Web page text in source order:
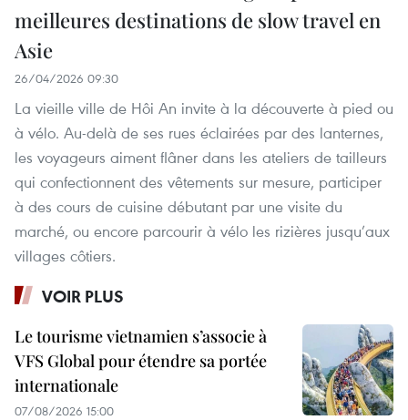
meilleures destinations de slow travel en
Asie
26/04/2026 09:30
La vieille ville de Hôi An invite à la découverte à pied ou
à vélo. Au-delà de ses rues éclairées par des lanternes,
les voyageurs aiment flâner dans les ateliers de tailleurs
qui confectionnent des vêtements sur mesure, participer
à des cours de cuisine débutant par une visite du
marché, ou encore parcourir à vélo les rizières jusqu’aux
villages côtiers.
VOIR PLUS
Le tourisme vietnamien s’associe à
VFS Global pour étendre sa portée
internationale
07/08/2026 15:00